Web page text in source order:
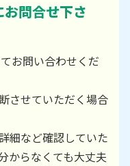
問合せ下さ
お問い合わせくだ
させていただく場合
細など確認していた
からなくても大丈夫